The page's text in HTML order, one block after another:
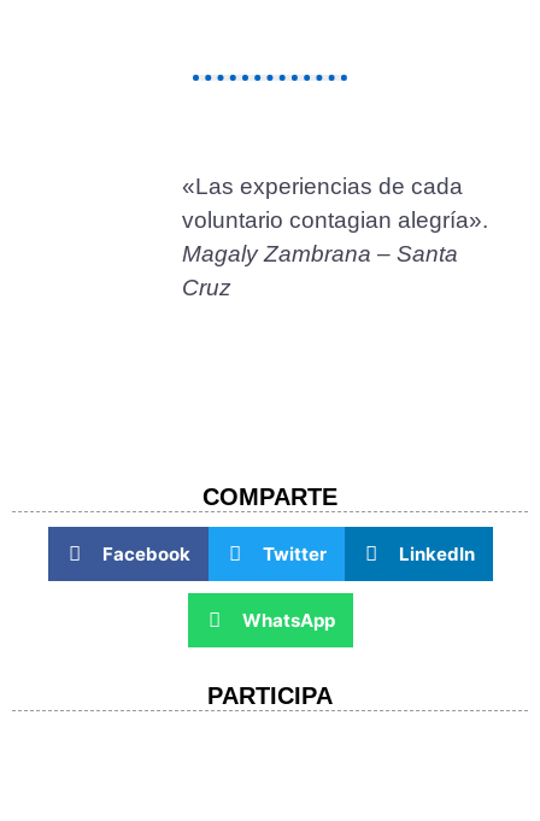
«Las experiencias de cada
voluntario contagian alegría».
Magaly Zambrana – Santa
Cruz
COMPARTE​
Facebook Twitter LinkedIn
WhatsApp
PARTICIPA